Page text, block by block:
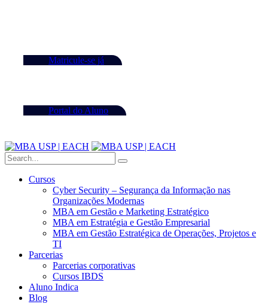
Matricule-se já
Portal do Aluno
Cursos
Cyber Security – Segurança da Informação nas
Organizações Modernas
MBA em Gestão e Marketing Estratégico
MBA em Estratégia e Gestão Empresarial
MBA em Gestão Estratégica de Operações, Projetos e
TI
Parcerias
Parcerias corporativas
Cursos IBDS
Aluno Indica
Blog